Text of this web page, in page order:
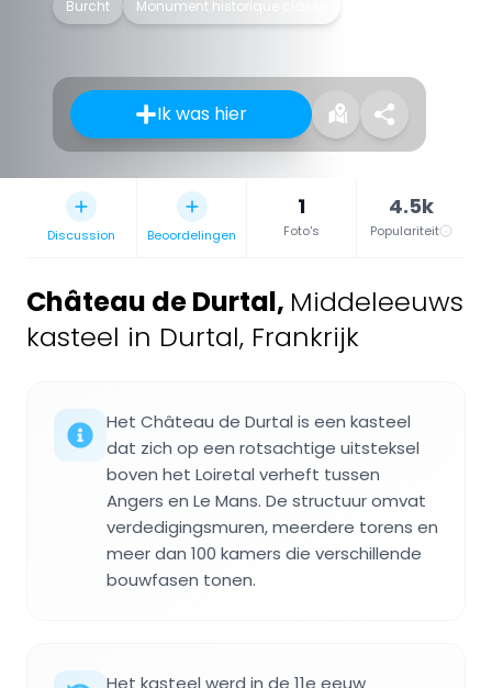
Burcht Monument historique classé
Ik was hier
Discussion Beoordelingen
1
Foto's
4.5k
Populariteit
Château de Durtal, Middeleeuws
kasteel in Durtal, Frankrijk
Het Château de Durtal is een kasteel
dat zich op een rotsachtige uitsteksel
boven het Loiretal verheft tussen
Angers en Le Mans. De structuur omvat
verdedigingsmuren, meerdere torens en
meer dan 100 kamers die verschillende
bouwfasen tonen.
Het kasteel werd in de 11e eeuw